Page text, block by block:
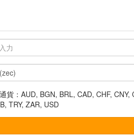
貨：AUD, BGN, BRL, CAD, CHF,
TRY, ZAR, USD